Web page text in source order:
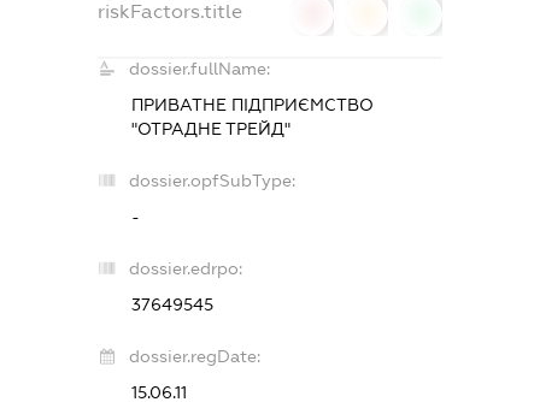
riskFactors.title
dossier.fullName:
ПРИВАТНЕ ПІДПРИЄМСТВО
"ОТРАДНЕ ТРЕЙД"
dossier.opfSubType:
-
dossier.edrpo:
37649545
dossier.regDate:
15.06.11